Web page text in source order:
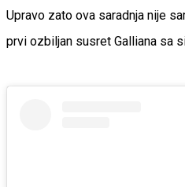
Upravo zato ova saradnja nije
prvi ozbiljan susret Galliana sa